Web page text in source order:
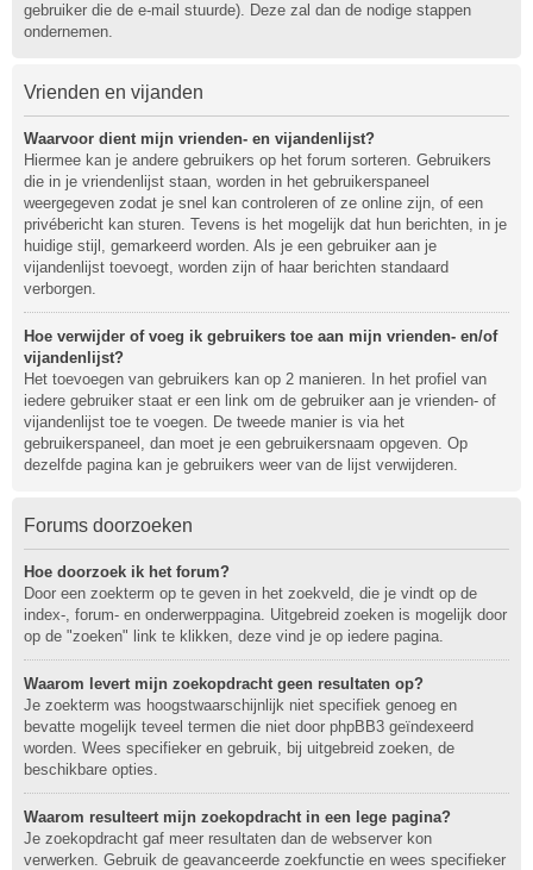
gebruiker die de e-mail stuurde). Deze zal dan de nodige stappen
ondernemen.
Vrienden en vijanden
Waarvoor dient mijn vrienden- en vijandenlijst?
Hiermee kan je andere gebruikers op het forum sorteren. Gebruikers
die in je vriendenlijst staan, worden in het gebruikerspaneel
weergegeven zodat je snel kan controleren of ze online zijn, of een
privébericht kan sturen. Tevens is het mogelijk dat hun berichten, in je
huidige stijl, gemarkeerd worden. Als je een gebruiker aan je
vijandenlijst toevoegt, worden zijn of haar berichten standaard
verborgen.
Hoe verwijder of voeg ik gebruikers toe aan mijn vrienden- en/of
vijandenlijst?
Het toevoegen van gebruikers kan op 2 manieren. In het profiel van
iedere gebruiker staat er een link om de gebruiker aan je vrienden- of
vijandenlijst toe te voegen. De tweede manier is via het
gebruikerspaneel, dan moet je een gebruikersnaam opgeven. Op
dezelfde pagina kan je gebruikers weer van de lijst verwijderen.
Forums doorzoeken
Hoe doorzoek ik het forum?
Door een zoekterm op te geven in het zoekveld, die je vindt op de
index-, forum- en onderwerppagina. Uitgebreid zoeken is mogelijk door
op de "zoeken" link te klikken, deze vind je op iedere pagina.
Waarom levert mijn zoekopdracht geen resultaten op?
Je zoekterm was hoogstwaarschijnlijk niet specifiek genoeg en
bevatte mogelijk teveel termen die niet door phpBB3 geïndexeerd
worden. Wees specifieker en gebruik, bij uitgebreid zoeken, de
beschikbare opties.
Waarom resulteert mijn zoekopdracht in een lege pagina?
Je zoekopdracht gaf meer resultaten dan de webserver kon
verwerken. Gebruik de geavanceerde zoekfunctie en wees specifieker